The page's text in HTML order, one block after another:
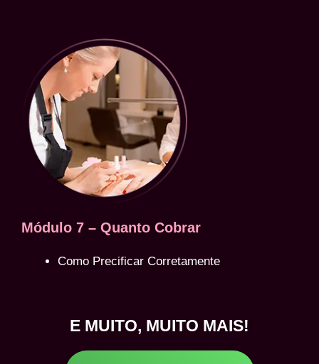
Módulo 7 – Quanto Cobrar
Como Precificar Corretamente
E MUITO, MUITO MAIS!